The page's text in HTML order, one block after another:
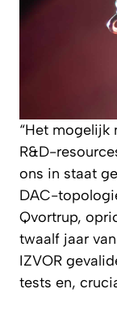
“Het mogelijk
R&D-
ons in staat
DAC-
Qvortrup,
twaalf jaar
IZVOR
tests en,